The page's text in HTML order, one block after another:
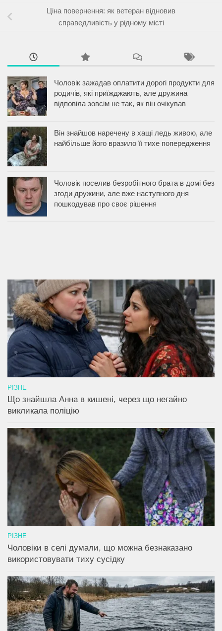
Ціна повернення: як ветеран відновив
справедливість у рідному місті
Чоловік зажадав оплатити дорогі продукти для
родичів, які приїжджають, але дружина
відповіла зовсім не так, як він очікував
Він знайшов наречену в хащі ледь живою, але
найбільше його вразило її тихе попередження
Чоловік поселив безробітного брата в домі без
згоди дружини, але вже наступного дня
пошкодував про своє рішення
РІЗНЕ
Що знайшла Анна в кишені, через що негайно
викликала поліцію
РІЗНЕ
Чоловіки в селі думали, що можна безнаказано
використовувати тиху сусідку